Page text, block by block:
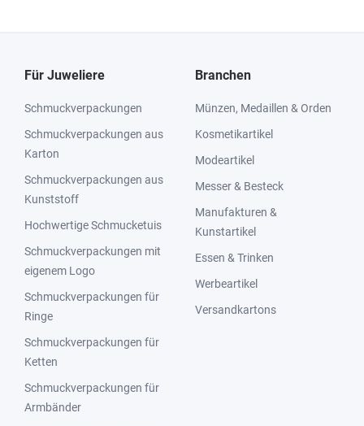
Für Juweliere
Schmuckverpackungen
Schmuckverpackungen aus
Karton
Schmuckverpackungen aus
Kunststoff
Hochwertige Schmucketuis
Schmuckverpackungen mit
eigenem Logo
Schmuckverpackungen für
Ringe
Schmuckverpackungen für
Ketten
Schmuckverpackungen für
Armbänder
Branchen
Münzen, Medaillen & Orden
Kosmetikartikel
Modeartikel
Messer & Besteck
Manufakturen &
Kunstartikel
Essen & Trinken
Werbeartikel
Versandkartons